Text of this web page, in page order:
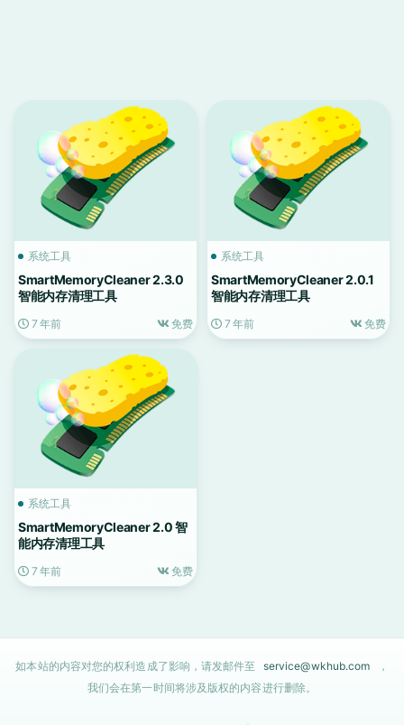
系统工具
SmartMemoryCleaner 2.3.0
智能内存清理工具
7 年前 免费
系统工具
SmartMemoryCleaner 2.0.1
智能内存清理工具
7 年前 免费
系统工具
SmartMemoryCleaner 2.0 智
能内存清理工具
7 年前 免费
如本站的内容对您的权利造成了影响，请发邮件至 service@wkhub.com
，
我们会在第一时间将涉及版权的内容进行删除。